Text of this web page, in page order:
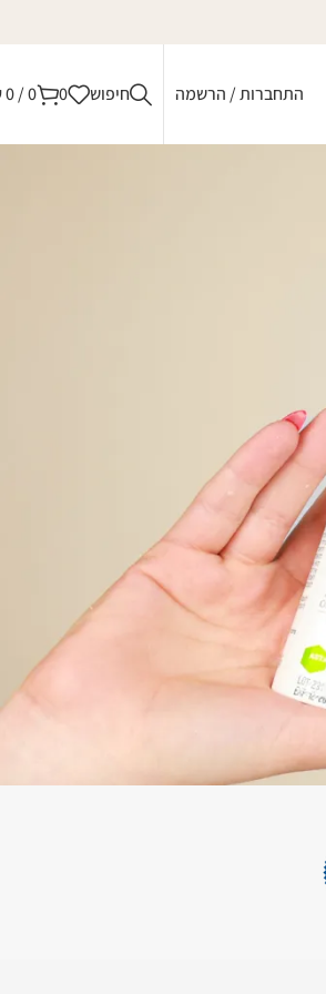
התחברות / הרשמה חיפוש 0
0
/
0